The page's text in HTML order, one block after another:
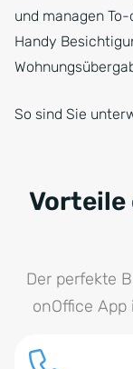
und managen
Handy
So sind Sie
Vorteile
Der perfekte
onOffice